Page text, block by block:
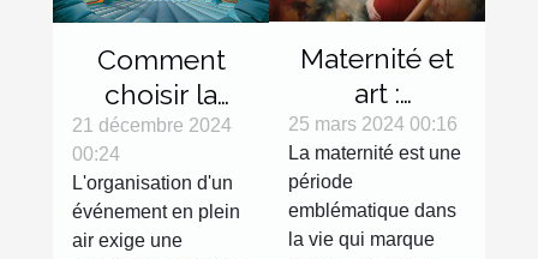
Comment
choisir la
bonne tente
gonflable
pour votre
évènement
21 décembre 2024
00:24
L'organisation d'un
événement en plein
air exige une
Maternité et
art :
l'expression
de la
grossesse à
travers la
25 mars 2024 00:16
La maternité est une
période
emblématique dans
la vie qui marque